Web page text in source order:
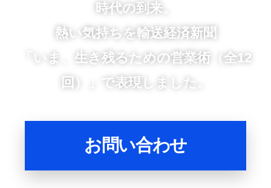
時代の到来。
熱い気持ちを輸送経済新聞
「いま、生き残るための営業術（全12
回）」で表現しました。
お問い合わせ